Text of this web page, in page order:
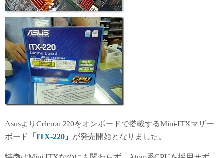
AsusよりCeleron 220をオンボードで搭載するMini-ITXマザー
ボード
「ITX-220」 が発売開始となりました。